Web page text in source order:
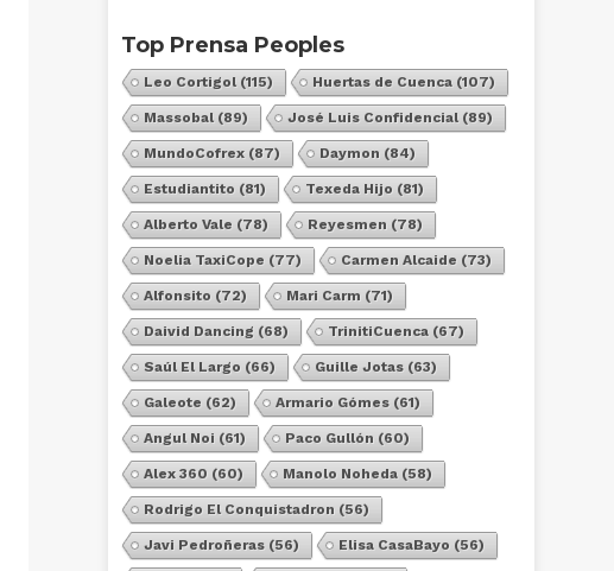
Top Prensa Peoples
Leo Cortigol (115) Huertas de Cuenca (107)
Massobal (89) José Luis Confidencial (89)
MundoCofrex (87) Daymon (84)
Estudiantito (81) Texeda Hijo (81)
Alberto Vale (78) Reyesmen (78)
Noelia TaxiCope (77) Carmen Alcaide (73)
Alfonsito (72) Mari Carm (71)
Daivid Dancing (68) TrinitiCuenca (67)
Saúl El Largo (66) Guille Jotas (63)
Galeote (62) Armario Gómes (61)
Angul Noi (61) Paco Gullón (60)
Alex 360 (60) Manolo Noheda (58)
Rodrigo El Conquistadron (56)
Javi Pedroñeras (56) Elisa CasaBayo (56)